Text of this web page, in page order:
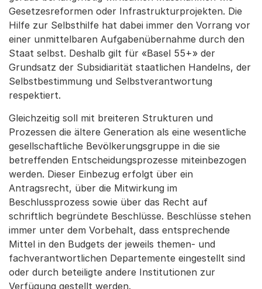
Gesetzesreformen oder Infrastrukturprojekten. Die
Hilfe zur Selbsthilfe hat dabei immer den Vorrang vor
einer unmittelbaren Aufgabenübernahme durch den
Staat selbst. Deshalb gilt für «Basel 55+» der
Grundsatz der Subsidiarität staatlichen Handelns, der
Selbstbestimmung und Selbstverantwortung
respektiert.
Gleichzeitig soll mit breiteren Strukturen und
Prozessen die ältere Generation als eine wesentliche
gesellschaftliche Bevölkerungsgruppe in die sie
betreffenden Entscheidungsprozesse miteinbezogen
werden. Dieser Einbezug erfolgt über ein
Antragsrecht, über die Mitwirkung im
Beschlussprozess sowie über das Recht auf
schriftlich begründete Beschlüsse. Beschlüsse stehen
immer unter dem Vorbehalt, dass entsprechende
Mittel in den Budgets der jeweils themen- und
fachverantwortlichen Departemente eingestellt sind
oder durch beteiligte andere Institutionen zur
Verfügung gestellt werden.